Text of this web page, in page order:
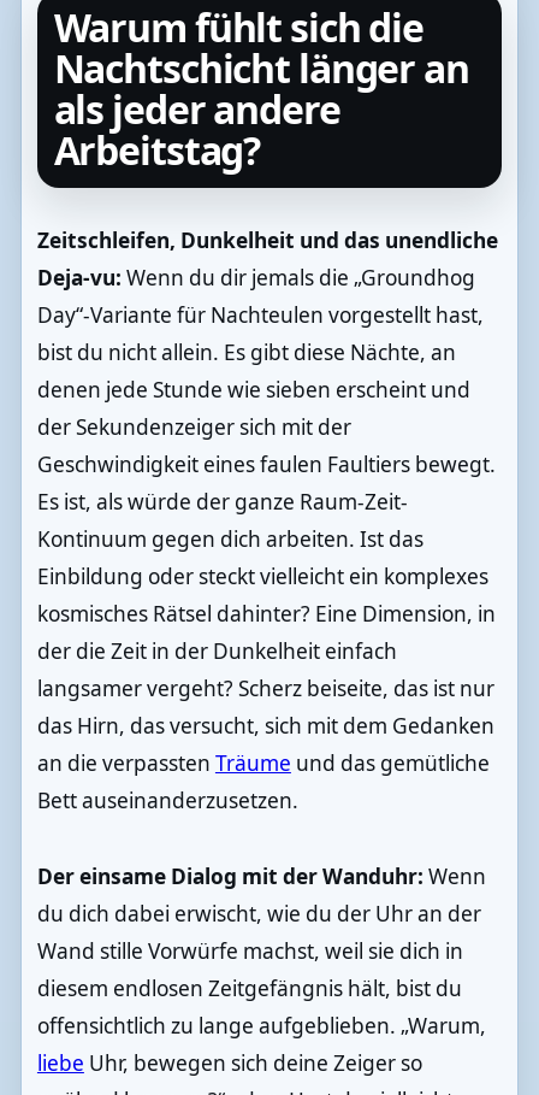
Warum fühlt sich die
Nachtschicht länger an
als jeder andere
Arbeitstag?
Zeitschleifen, Dunkelheit und das unendliche
Deja-vu: Wenn du dir jemals die „Groundhog
Day“-Variante für Nachteulen vorgestellt hast,
bist du nicht allein. Es gibt diese Nächte, an
denen jede Stunde wie sieben erscheint und
der Sekundenzeiger sich mit der
Geschwindigkeit eines faulen Faultiers bewegt.
Es ist, als würde der ganze Raum-Zeit-
Kontinuum gegen dich arbeiten. Ist das
Einbildung oder steckt vielleicht ein komplexes
kosmisches Rätsel dahinter? Eine Dimension, in
der die Zeit in der Dunkelheit einfach
langsamer vergeht? Scherz beiseite, das ist nur
das Hirn, das versucht, sich mit dem Gedanken
an die verpassten Träume und das gemütliche
Bett auseinanderzusetzen.
Der einsame Dialog mit der Wanduhr: Wenn
du dich dabei erwischt, wie du der Uhr an der
Wand stille Vorwürfe machst, weil sie dich in
diesem endlosen Zeitgefängnis hält, bist du
offensichtlich zu lange aufgeblieben. „Warum,
liebe Uhr, bewegen sich deine Zeiger so